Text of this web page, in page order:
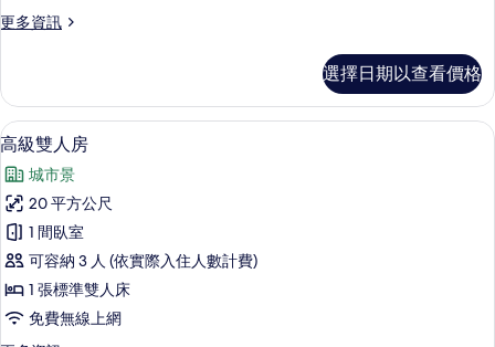
無
的
所
有
相
片
更多資訊
更
雙
人
房-
窗
的
詳
情
選擇日期以查看價格
顯
示
高
級
雙
人
房
10
高級雙人房
城市景
20 平方公尺
1 間臥室
可容納 3 人 (依實際入住人數計費)
1 張標準雙人床
免費無線上網